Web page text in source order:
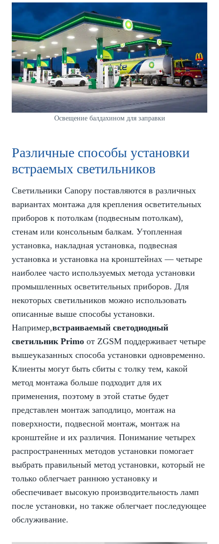
Освещение балдахином для заправки
Различные способы установки
встраемых светильников
Светильники Canopy поставляются в различных
вариантах монтажа для крепления осветительных
приборов к потолкам (подвесным потолкам),
стенам или консольным балкам. Утопленная
установка, накладная установка, подвесная
установка и установка на кронштейнах — четыре
наиболее часто используемых метода установки
промышленных осветительных приборов. Для
некоторых светильников можно использовать
описанные выше способы установки.
Например,встраиваемый светодиодный
светильник Primo от ZGSM поддерживает четыре
вышеуказанных способа установки одновременно.
Клиенты могут быть сбиты с толку тем, какой
метод монтажа больше подходит для их
применения, поэтому в этой статье будет
представлен монтаж заподлицо, монтаж на
поверхности, подвесной монтаж, монтаж на
кронштейне и их различия. Понимание четырех
распространенных методов установки помогает
выбрать правильный метод установки, который не
только облегчает раннюю установку и
обеспечивает высокую производительность ламп
после установки, но также облегчает последующее
обслуживание.